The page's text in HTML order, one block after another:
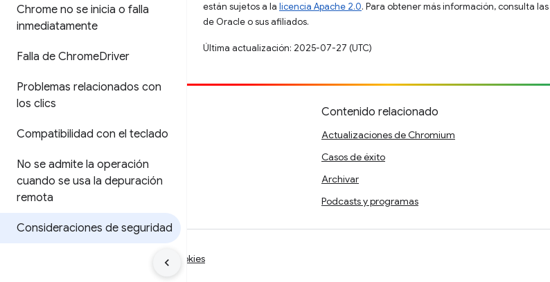
Chrome no se inicia o falla
inmediatamente
Falla de ChromeDriver
Problemas relacionados con
los clics
Compatibilidad con el teclado
No se admite la operación
cuando se usa la depuración
remota
Consideraciones de seguridad
están sujetos a la licencia Apache 2.0. Para obtener más información, consulta las
de Oracle o sus afiliados.
Última actualización: 2025-07-27 (UTC)
Informar un error
Ver incidentes abiertos
Contenido relacionado
Actualizaciones de Chromium
Casos de éxito
Archivar
Podcasts y programas
Manage cookies